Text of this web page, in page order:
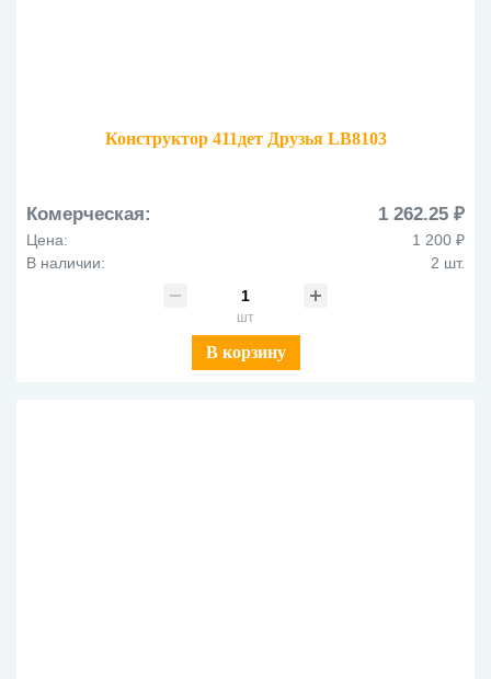
Конструктор 411дет Друзья LB8103
Комерческая: 1 262.25 ₽
Цена:
1 200 ₽
В наличии:
2 шт.
шт
В корзину